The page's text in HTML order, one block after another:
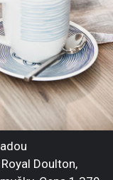
Doulton,